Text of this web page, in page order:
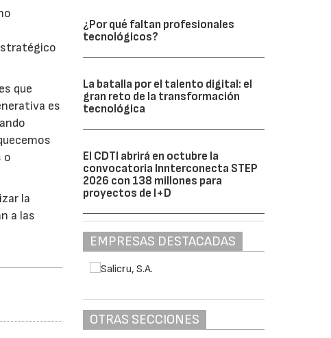
que
es
o
la
a las
¿Por qué faltan profesionales
tecnológicos?
La batalla por el talento digital: el
gran reto de la transformación
tecnológica
El CDTI abrirá en octubre la
convocatoria Innterconecta STEP
2026 con 138 millones para
proyectos de I+D
EMPRESAS DESTACADAS
OTRAS SECCIONES